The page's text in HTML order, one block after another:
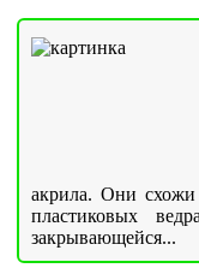
акрила. Они
пластиковых
закрывающейся...